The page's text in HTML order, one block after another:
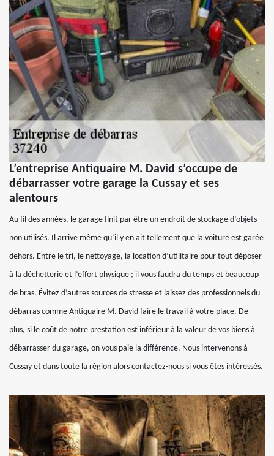
L’entreprise Antiquaire M. David s’occupe de
débarrasser votre garage la Cussay et ses
alentours
Au fil des années, le garage finit par être un endroit de stockage d’objets
non utilisés. Il arrive même qu’il y en ait tellement que la voiture est garée
dehors. Entre le tri, le nettoyage, la location d’utilitaire pour tout déposer
à la déchetterie et l’effort physique ; il vous faudra du temps et beaucoup
de bras. Évitez d’autres sources de stresse et laissez des professionnels du
débarras comme Antiquaire M. David faire le travail à votre place. De
plus, si le coût de notre prestation est inférieur à la valeur de vos biens à
débarrasser du garage, on vous paie la différence. Nous intervenons à
Cussay et dans toute la région alors contactez-nous si vous êtes intéressés.